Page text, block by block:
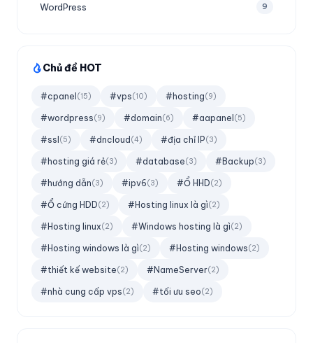
WordPress 9
Chủ đề HOT
#cpanel (15) #vps(10) #hosting(9)
#wordpress(9) #domain(6) #aapanel (5)
#ssl (5) #dncloud (4) #địa chỉ IP(3)
#hosting giá rẻ(3) #database(3) #Backup(3)
#hướng dẫn(3) #ipv6(3) #Ổ HHD(2)
#Ổ cứng HDD(2) #Hosting linux là gì(2)
#Hosting linux(2) #Windows hosting là gì(2)
#Hosting windows là gì(2) #Hosting windows(2)
#thiết kế website(2) #NameServer(2)
#nhà cung cấp vps(2) #tối ưu seo(2)